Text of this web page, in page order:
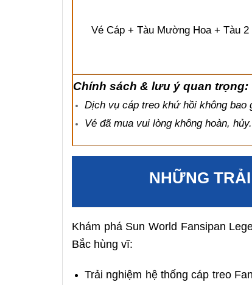
Vé Cáp + Tàu Mường Hoa + Tàu 2
Chính sách & lưu ý quan trọng:
Dịch vụ cáp treo khứ hồi không bao
Vé đã mua vui lòng không hoàn, hủy.
NHỮNG
Khám phá Sun World Fansipan
Bắc hùng vĩ:
Trải nghiệm hệ thống cáp treo